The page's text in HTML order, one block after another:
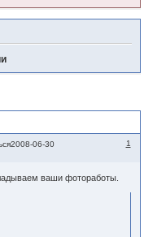
1
2008-06-30
ваши фотоработы.